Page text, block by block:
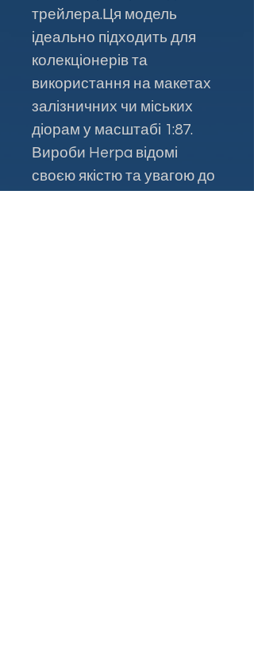
трейлера.Ця модель
ідеально підходить для
колекціонерів та
використання на макетах
залізничних чи міських
діорам у масштабі 1:87.
Вироби Herpa відомі
своєю якістю та увагою до